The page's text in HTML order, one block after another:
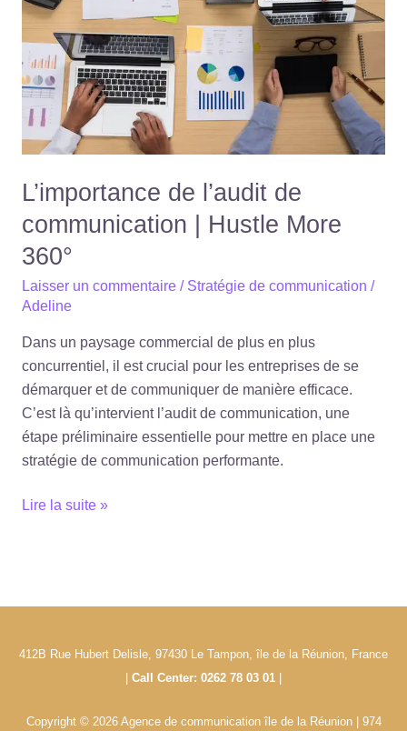
L’importance de l’audit de
communication | Hustle More
360°
Laisser un commentaire / Stratégie de communication /
Adeline
Dans un paysage commercial de plus en plus
concurrentiel, il est crucial pour les entreprises de se
démarquer et de communiquer de manière efficace.
C’est là qu’intervient l’audit de communication, une
étape préliminaire essentielle pour mettre en place une
stratégie de communication performante.
de
communication
Hustle
360°
Lire la suite »
412B Rue Hubert Delisle, 97430 Le Tampon, île de la Réunion, France
| Call Center: 0262 78 03 01 |
Copyright © 2026 Agence de communication île de la Réunion | 974